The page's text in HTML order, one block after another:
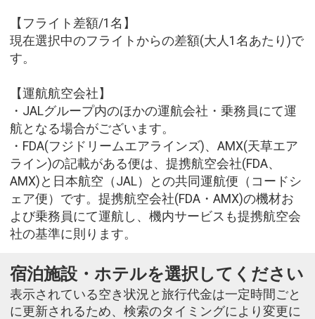
【フライト差額/1名】
現在選択中のフライトからの差額(大人1名あたり)で
す。
【運航航空会社】
・JALグループ内のほかの運航会社・乗務員にて運
航となる場合がございます。
・FDA(フジドリームエアラインズ)、AMX(天草エア
ライン)の記載がある便は、提携航空会社(FDA、
AMX)と日本航空（JAL）との共同運航便（コードシ
ェア便）です。提携航空会社(FDA・AMX)の機材お
よび乗務員にて運航し、機内サービスも提携航空会
社の基準に則ります。
宿泊施設・ホテルを選択してください
表示されている空き状況と旅行代金は一定時間ごと
に更新されるため、検索のタイミングにより変更に